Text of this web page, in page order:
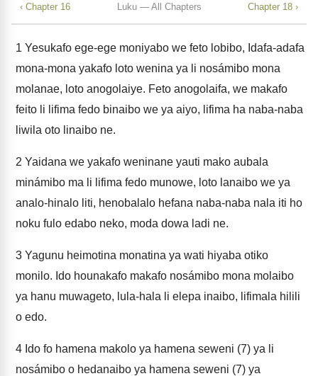
‹ Chapter 16 Luku — All Chapters Chapter 18 ›
1 Yesukafo ege-ege moniyabo we feto lobibo, Idafa-adafa
mona-mona yakafo loto wenina ya li nosámibo mona
molanae, loto anogolaiye. Feto anogolaifa, we makafo
feito li lifima fedo binaibo we ya aiyo, lifima ha naba-naba
liwila oto linaibo ne.
2 Yaidana we yakafo weninane yauti mako aubala
minámibo ma li lifima fedo munowe, loto lanaibo we ya
analo-hinalo liti, henobalalo hefana naba-naba nala iti ho
noku fulo edabo neko, moda dowa ladi ne.
3 Yagunu heimotina monatina ya wati hiyaba otiko
monilo. Ido hounakafo makafo nosámibo mona molaibo
ya hanu muwageto, lula-hala li elepa inaibo, lifimala hilili
o edo.
4 Ido fo hamena makolo ya hamena seweni (7) ya li
nosámibo o hedanaibo ya hamena seweni (7) ya